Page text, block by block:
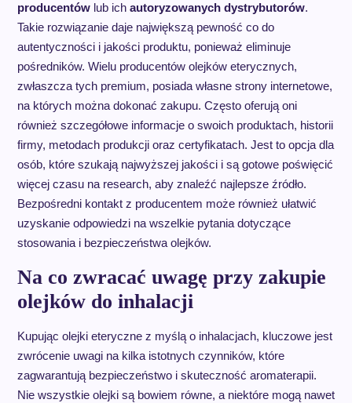
producentówlub ich autoryzowanych dystrybutorów.
Takie rozwiązanie daje największą pewność co do
autentyczności i jakości produktu, ponieważ eliminuje
pośredników. Wielu producentów olejków eterycznych,
zwłaszcza tych premium, posiada własne strony internetowe,
na których można dokonać zakupu. Często oferują oni
również szczegółowe informacje o swoich produktach, historii
firmy, metodach produkcji oraz certyfikatach. Jest to opcja dla
osób, które szukają najwyższej jakości i są gotowe poświęcić
więcej czasu na research, aby znaleźć najlepsze źródło.
Bezpośredni kontakt z producentem może również ułatwić
uzyskanie odpowiedzi na wszelkie pytania dotyczące
stosowania i bezpieczeństwa olejków.
Na co zwracać uwagę przy zakupie
olejków do inhalacji
Kupując olejki eteryczne z myślą o inhalacjach, kluczowe jest
zwrócenie uwagi na kilka istotnych czynników, które
zagwarantują bezpieczeństwo i skuteczność aromaterapii.
Nie wszystkie olejki są bowiem równe, a niektóre mogą nawet